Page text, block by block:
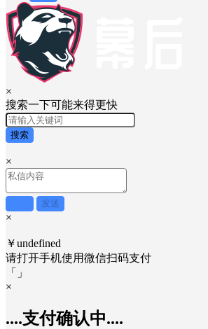
×
搜索一下可能来得更快
搜索
×
发送
×
￥undefined
请打开手机使用微信扫码支付
「
」
×
....支付确认中....